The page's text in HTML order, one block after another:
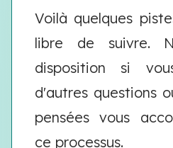
Voilà quelques
libre de suivre.
disposition si
d'autres questions
pensées vous
ce processus.